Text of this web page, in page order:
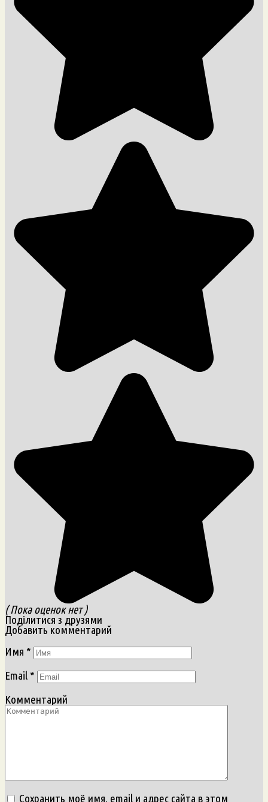
( Пока оценок нет )
Поділитися з друзями
Добавить комментарий
Имя *
Email *
Комментарий
Сохранить моё имя, email и адрес сайта в этом